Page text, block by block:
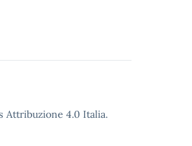
Attribuzione 4.0 Italia.